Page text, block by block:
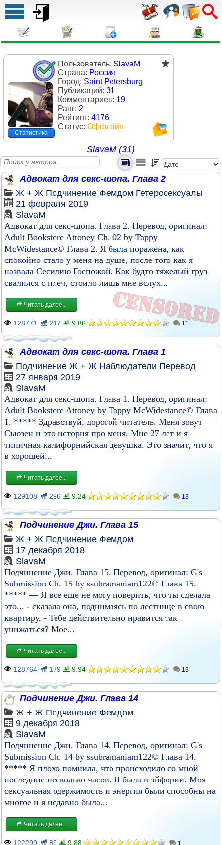
Статистика
Пользователь: SlavaM
Страна: Россия
Город: Saint Petersburg
Публикаций: 31
Комментариев: 19
Ранг: 2
Рейтинг: 4176
Статус: Оффлайн
SlavaM (31)
Адвокат для секс-шопа. Глава 2
Ж + Ж Подчинение Фемдом Гетеросексуалы
21 февраля 2019
SlavaM
Адвокат для секс-шопа. Глава 2. Перевод, оригинал:
Adult Bookstore Attoney Ch. 02 by Tappy
McWidestance© Глава 2. Я была поражена, как
спокойно стало у меня на душе, после того как я
назвала Сесилию Госпожой. Как будто тяжелый груз
свалился с плеч, стоило лишь мне вслух...
Читать далее...
128771 217 9.86 11
Адвокат для секс-шопа. Глава 1
Подчинение Ж + Ж Наблюдатели Перевод
27 января 2019
SlavaM
Адвокат для секс-шопа. Глава 1. Перевод, оригинал:
Adult Bookstore Attoney by Tappy McWidestance© Глава
1. ***** Здравствуй, дорогой читатель. Меня зовут
Сьюзен и это история про меня. Мне 27 лет и я
типичная калифорнийская девушка. Это значит, что я
в хорошей...
Читать далее...
129108 296 9.24 13
Подчинение Джи. Глава 15
Ж + Ж Подчинение Фемдом
17 декабря 2018
SlavaM
Подчинение Джи. Глава 15. Перевод, оригинал: G's
Submission Ch. 15 by ssubramaniam122© Глава 15.
***** — Я все еще не могу поверить, что ты сделала
это... - сказала она, поднимаясь по лестнице в свою
квартиру, - Тебе действительно нравится так
унижаться? Мое...
Читать далее...
128764 179 9.94 13
Подчинение Джи. Глава 14
Ж + Ж Подчинение Фемдом
9 декабря 2018
SlavaM
Подчинение Джи. Глава 14. Перевод, оригинал: G's
Submission Ch. 14 by ssubramaniam122© Глава 14.
***** Я плохо помнила, что происходило со мной
последние несколько часов. Я была в эйфории. Моя
сексуальная одержимость и энергия были способны на
многое и я недавно была...
Читать далее...
122299 89 9.88 1